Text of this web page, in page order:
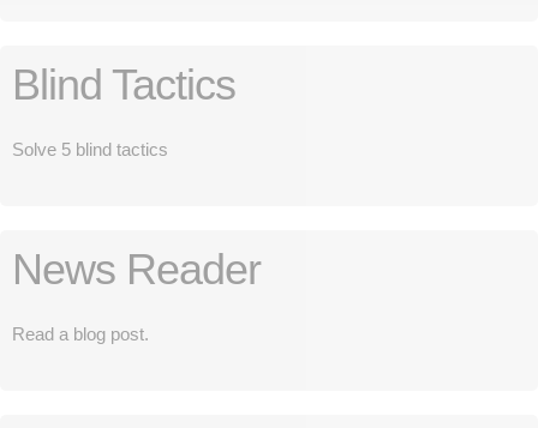
Blind Tactics
Solve 5 blind tactics
News Reader
Read a blog post.